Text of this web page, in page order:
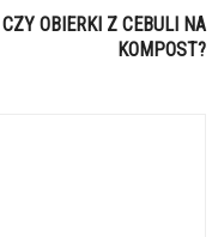
CZY OBIERKI Z CEBULI NA
KOMPOST?